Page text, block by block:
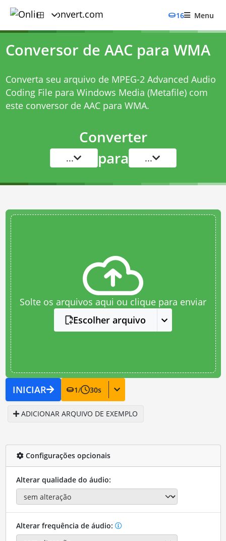
16 Menu
Conversor de AAC para WMA
Converta seu arquivo de MPEG-2 Advanced Audio
Coding File para Windows Media (Metafile) com
este conversor de AAC para WMA.
Converter
... para ...
Solte os arquivos aqui ou clique para enviar
Escolher arquivo
INICIAR 1/ 30s
ADICIONAR ARQUIVO DE EXEMPLO
Configurações opcionais
Alterar qualidade do áudio:
Alterar frequência de áudio: